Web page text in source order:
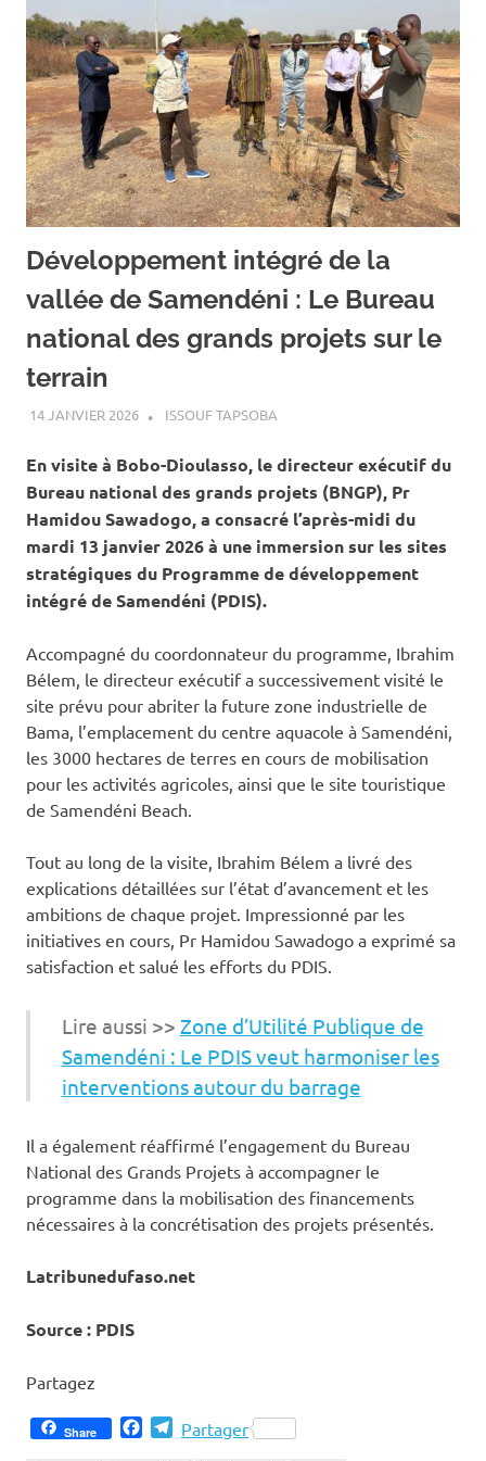
Développement intégré de la
vallée de Samendéni : Le Bureau
national des grands projets sur le
terrain
14 JANVIER 2026 ISSOUF TAPSOBA
En visite à Bobo-Dioulasso, le directeur exécutif du
Bureau national des grands projets (BNGP), Pr
Hamidou Sawadogo, a consacré l’après-midi du
mardi 13 janvier 2026 à une immersion sur les sites
stratégiques du Programme de développement
intégré de Samendéni (PDIS).
Accompagné du coordonnateur du programme, Ibrahim
Bélem, le directeur exécutif a successivement visité le
site prévu pour abriter la future zone industrielle de
Bama, l’emplacement du centre aquacole à Samendéni,
les 3000 hectares de terres en cours de mobilisation
pour les activités agricoles, ainsi que le site touristique
de Samendéni Beach.
Tout au long de la visite, Ibrahim Bélem a livré des
explications détaillées sur l’état d’avancement et les
ambitions de chaque projet. Impressionné par les
initiatives en cours, Pr Hamidou Sawadogo a exprimé sa
satisfaction et salué les efforts du PDIS.
Lire aussi >> Zone d’Utilité Publique de
Samendéni : Le PDIS veut harmoniser les
interventions autour du barrage
Il a également réaffirmé l’engagement du Bureau
National des Grands Projets à accompagner le
programme dans la mobilisation des financements
nécessaires à la concrétisation des projets présentés.
Latribunedufaso.net
Source : PDIS
Partagez
Share FacebookTelegram
Partager